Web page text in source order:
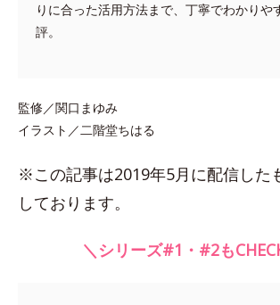
りに合った活用方法まで、丁寧でわかりや
評。
監修／関口まゆみ
イラスト／二階堂ちはる
※この記事は2019年5月に配信した
しております。
＼シリーズ#1・#2も